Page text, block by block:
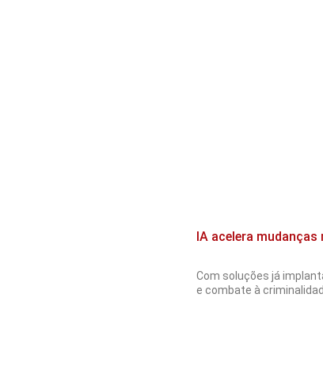
IA acelera
Com soluções já
e combate à